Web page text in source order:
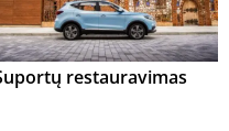
restauravimas